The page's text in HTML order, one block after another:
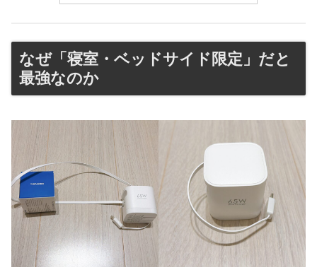
なぜ「寝室・ベッドサイド限定」だと
最強なのか